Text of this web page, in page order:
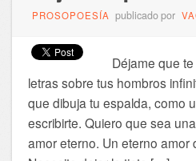
PROSOPOESÍA publicado por
Déjame que
letras sobre tus hombros
que dibuja tu espalda, como
escribirte. Quiero que sea
amor eterno. Un eterno amor